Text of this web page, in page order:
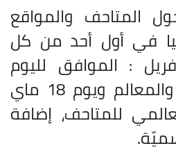
المتاحف والمواقع
في أول أحد من كل
ويوم 18 أفريل : الموافق لليوم
العالمي للمواقع والمعالم ويوم 18 ماي
للمتاحف، إضافة
.